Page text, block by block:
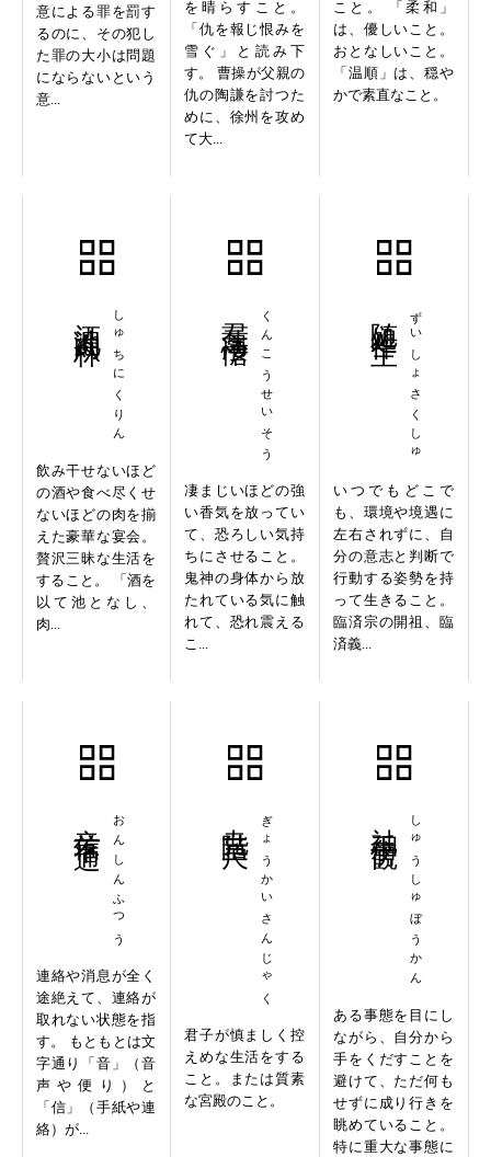
意による罪を罰す
るのに、その犯し
た罪の大小は問題
にならないという
意...
を晴らすこと。
「仇を報じ恨みを
雪ぐ」と読み下
す。 曹操が父親の
仇の陶謙を討つた
めに、徐州を攻め
て大...
こと。 「柔和」
は、優しいこと。
おとなしいこと。
「温順」は、穏や
かで素直なこと。
しゅちにくりん
飲み干せないほど
の酒や食べ尽くせ
ないほどの肉を揃
えた豪華な宴会。
贅沢三昧な生活を
すること。 「酒を
以て池となし、
肉...
くんこうせいそう
凄まじいほどの強
い香気を放ってい
て、恐ろしい気持
ちにさせること。
鬼神の身体から放
たれている気に触
れて、恐れ震える
こ...
ずいしょさくしゅ
いつでもどこで
も、環境や境遇に
左右されずに、自
分の意志と判断で
行動する姿勢を持
って生きること。
臨済宗の開祖、臨
済義...
おんしんふつう
連絡や消息が全く
途絶えて、連絡が
取れない状態を指
す。 もともとは文
字通り「音」（音
声や便り）と
「信」（手紙や連
絡）が...
ぎょうかいさんじゃく
君子が慎ましく控
えめな生活をする
こと。または質素
な宮殿のこと。
しゅうしゅぼうかん
ある事態を目にし
ながら、自分から
手をくだすことを
避けて、ただ何も
せずに成り行きを
眺めていること。
特に重大な事態に